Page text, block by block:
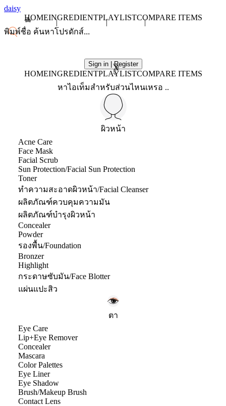
daisy
HOMEINGREDIENTPLAYLISTCOMPARE ITEMS
Sign in | Register
X
HOMEINGREDIENTPLAYLISTCOMPARE ITEMS
หาไอเท็มสำหรับส่วนไหนเหรอ ..
ผิวหน้า
Acne Care
Face Mask
Facial Scrub
Sun Protection/Facial Sun Protection
Toner
ทำความสะอาดผิวหน้า/Facial Cleanser
ผลิตภัณฑ์ควบคุมความมัน
ผลิตภัณฑ์บำรุงผิวหน้า
Concealer
Powder
รองพื้น/Foundation
Bronzer
Highlight
กระดาษซับมัน/Face Blotter
แผ่นแปะสิว
ตา
Eye Care
Lip+Eye Remover
Concealer
Mascara
Color Palettes
Eye Liner
Eye Shadow
Brush/Makeup Brush
Contact Lens